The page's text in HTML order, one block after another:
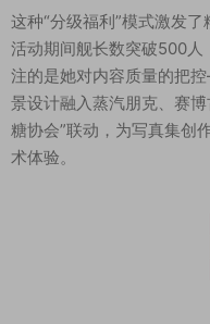
这种“分级福利”模式激发
活动期间舰长数突破500人
注的是她对内容质量的把
景设计融入蒸汽朋克、赛
糖协会”联动，为写真集创
术体验。